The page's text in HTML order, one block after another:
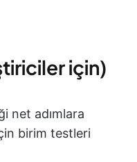
için)
net adımlara
birim testleri